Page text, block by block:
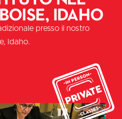
Idaho
presso il nostro
Idaho.